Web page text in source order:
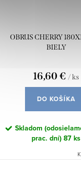
OBRUS CHERRY
BIELY
16,60 € / ks
DO KOŠÍKA
Skladom
prac. dní)87 ks